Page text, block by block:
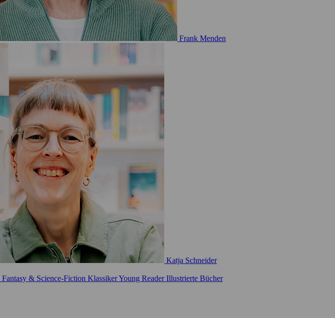
Frank Menden
Katja Schneider
Fantasy & Science-Fiction KlassikerYoung ReaderIllustrierte Bücher